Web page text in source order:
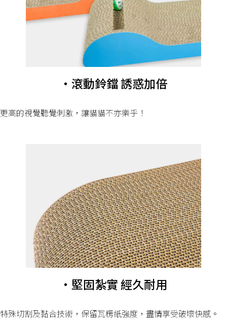
・滾動鈴鐺 誘惑加倍
更高的視覺聽覺刺激，讓貓貓不亦樂乎！
・堅固紮實 經久耐用
特殊切割及黏合技術，保留瓦楞紙強度，盡情享受破壞快感。